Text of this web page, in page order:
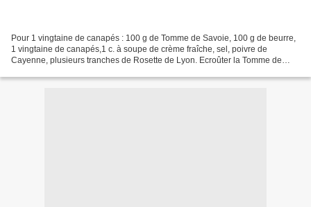
Pour 1 vingtaine de canapés : 100 g de Tomme de Savoie, 100 g de beurre,
1 vingtaine de canapés,1 c. à soupe de crème fraîche, sel, poivre de
Cayenne, plusieurs tranches de Rosette de Lyon. Ecroûter la Tomme de